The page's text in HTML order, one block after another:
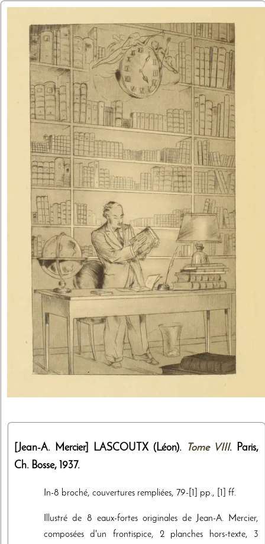
[Jean-A. Mercier] LASCOUTX (Léon). Tome VIII. Paris,
Ch. Bosse, 1937.
In-8 broché, couvertures rempliées, 79-[1] pp., [1] ff.
Illustré de 8 eaux-fortes originales de Jean-A. Mercier,
composées d'un frontispice, 2 planches hors-texte, 3